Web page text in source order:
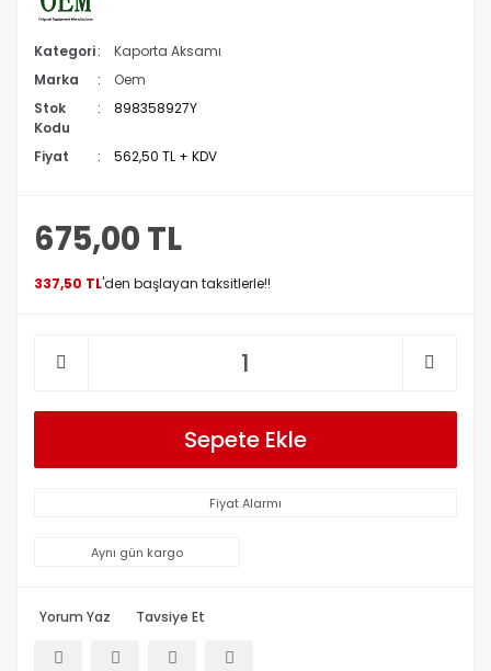
Kategori
Kaporta Aksamı
Marka
Oem
Stok
Kodu
898358927Y
Fiyat 562,50 TL + KDV
675,00 TL
337,50 TL'den başlayan taksitlerle!!
Sepete Ekle
Fiyat Alarmı
Aynı gün kargo
Yorum Yaz Tavsiye Et